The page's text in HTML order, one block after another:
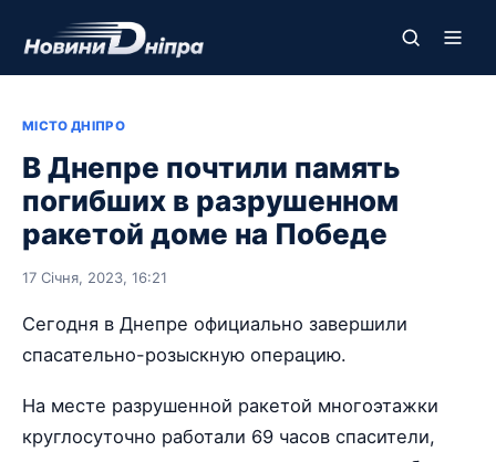
МІСТО ДНІПРО
В Днепре почтили память
погибших в разрушенном
ракетой доме на Победе
17 Січня, 2023, 16:21
Сегодня в Днепре официально завершили
спасательно-розыскную операцию.
На месте разрушенной ракетой многоэтажки
круглосуточно работали 69 часов спасители,